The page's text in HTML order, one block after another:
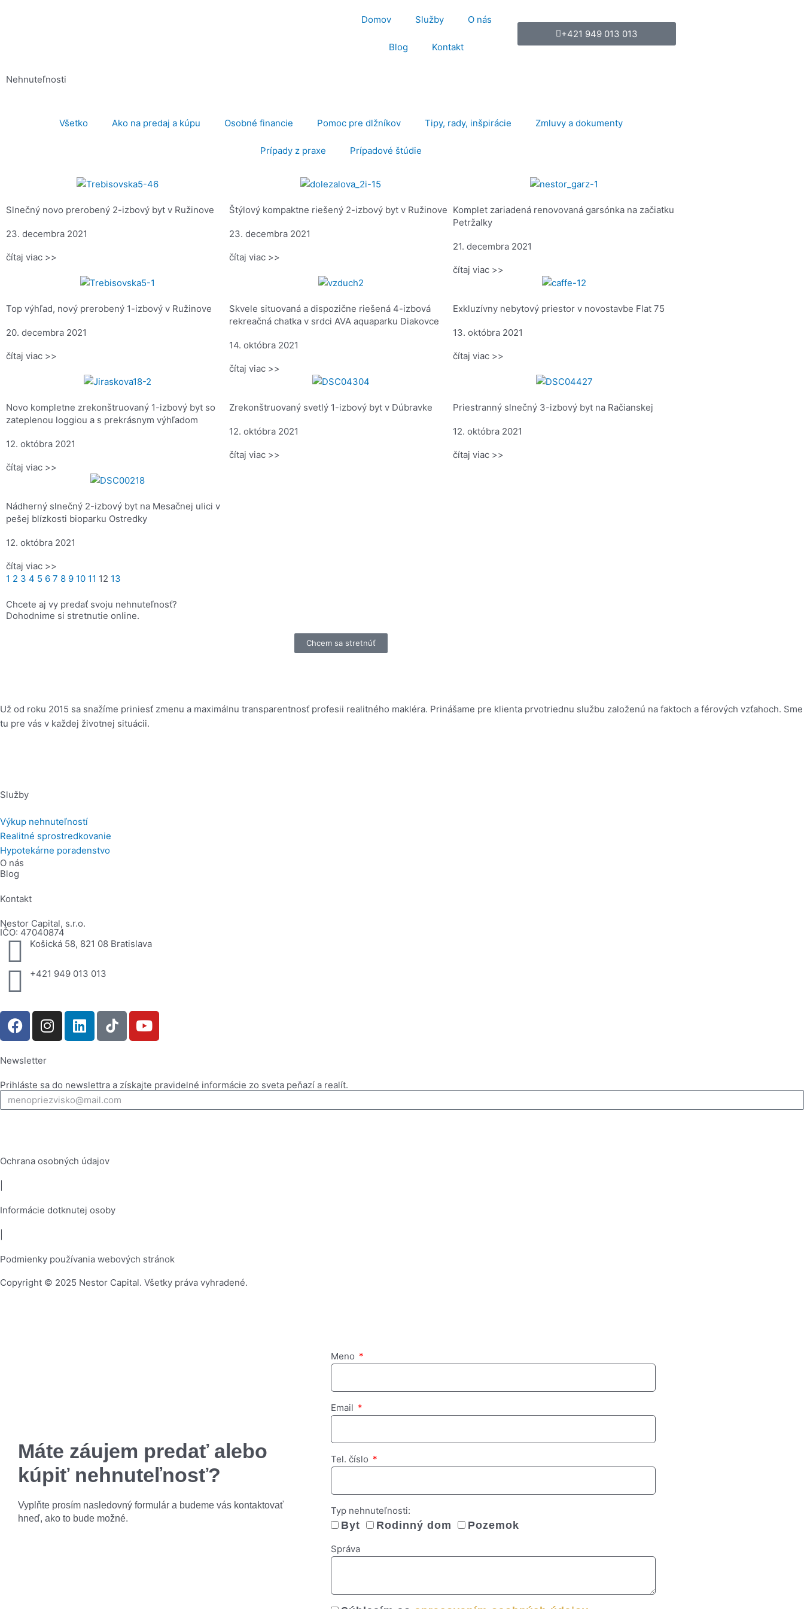
Domov Služby O nás
Blog Kontakt
+421 949 013 013
Nehnuteľnosti
Všetko Ako na predaj a kúpu Osobné financie Pomoc pre dlžníkov Tipy, rady, inšpirácie Zmluvy a dokumenty
Prípady z praxe Prípadové štúdie
Slnečný novo prerobený 2-izbový byt v Ružinove
23. decembra 2021
čítaj viac >>
Štýlový kompaktne riešený 2-izbový byt v Ružinove
23. decembra 2021
čítaj viac >>
Komplet zariadená renovovaná garsónka na začiatku
Petržalky
21. decembra 2021
čítaj viac >>
Top výhľad, nový prerobený 1-izbový v Ružinove
20. decembra 2021
čítaj viac >>
Skvele situovaná a dispozične riešená 4-izbová
rekreačná chatka v srdci AVA aquaparku Diakovce
14. októbra 2021
čítaj viac >>
Exkluzívny nebytový priestor v novostavbe Flat 75
13. októbra 2021
čítaj viac >>
Novo kompletne zrekonštruovaný 1-izbový byt so
zateplenou loggiou a s prekrásnym výhľadom
12. októbra 2021
čítaj viac >>
Zrekonštruovaný svetlý 1-izbový byt v Dúbravke
12. októbra 2021
čítaj viac >>
Priestranný slnečný 3-izbový byt na Račianskej
12. októbra 2021
čítaj viac >>
Nádherný slnečný 2-izbový byt na Mesačnej ulici v
pešej blízkosti bioparku Ostredky
12. októbra 2021
čítaj viac >>
1 2 3 4 5 6
Stránka
7
Stránka
8
Stránka
9
Stránka
10
Stránka
11
Stránka
12
Stránka
13
Chcete aj vy predať svoju nehnuteľnosť?
Dohodnime si stretnutie online.
Chcem sa stretnúť
Už od roku 2015 sa snažíme priniesť zmenu a maximálnu transparentnosť profesii realitného makléra. Prinášame pre klienta prvotriednu službu založenú na faktoch a férových vzťahoch. Sme
tu pre vás v každej životnej situácii.
Služby
Výkup nehnuteľností
Realitné sprostredkovanie
Hypotekárne poradenstvo
O nás
Blog
Kontakt
Nestor Capital, s.r.o.
IČO: 47040874
Košická 58, 821 08 Bratislava​
+421 949 013 013
F
a
e
b
o
o
I
n
t
g
r
L
i
d
i
Y
o
b
e
Newsletter
Prihláste sa do newslettra a získajte pravidelné informácie zo sveta peňazí a realít.
Ochrana osobných údajov
Informácie dotknutej osoby
Podmienky používania webových stránok
Copyright © 2025 Nestor Capital. Všetky práva vyhradené.
Máte záujem predať alebo
kúpiť nehnuteľnosť?
Vyplňte prosím nasledovný formulár a budeme vás kontaktovať
hneď, ako to bude možné.
Meno
Email
Tel. číslo
Typ nehnuteľnosti:
Byt Rodinný dom Pozemok
Správa